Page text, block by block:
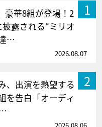
1
豪華8組が登場！2
露される“ミリオ
…
2026.08.07
2
、出演を熱望する
を告白「オーディ
2026.08.06